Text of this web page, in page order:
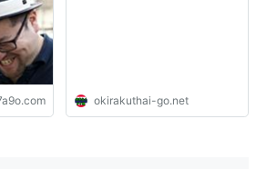
okirakuthai-go.net